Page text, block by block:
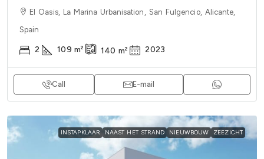
El Oasis, La Marina Urbanisation, San Fulgencio, Alicante,
Spain
2 109 m² 140 m² 2023
Call E-mail
INSTAPKLAAR NAAST HET STRAND NIEUWBOUW ZEEZICHT